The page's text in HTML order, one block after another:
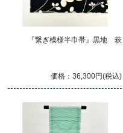
『繋ぎ模様半巾帯』黒地 萩
価格：36,300円(税込)